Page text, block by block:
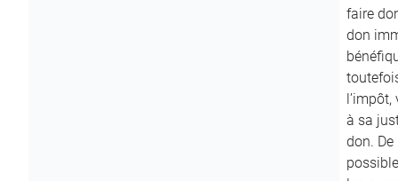
faire
don
à sa
don.